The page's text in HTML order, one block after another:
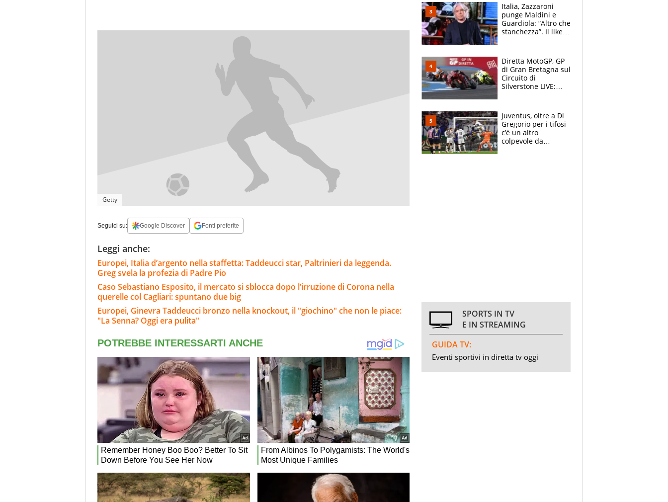
Getty
Seguici su: Google Discover Fonti preferite
Leggi anche:
Europei, Italia d’argento nella staffetta: Taddeucci star, Paltrinieri da leggenda.
Greg svela la profezia di Padre Pio
Caso Sebastiano Esposito, il mercato si sblocca dopo l’irruzione di Corona nella
querelle col Cagliari: spuntano due big
Europei, Ginevra Taddeucci bronzo nella knockout, il "giochino" che non le piace:
"La Senna? Oggi era pulita"
Italia, Zazzaroni
punge Maldini e
Guardiola: “Altro che
stanchezza”. Il like
Diretta MotoGP, GP
di Gran Bretagna sul
Circuito di
Silverstone LIVE:
un Bezzecchi
stremato
Juventus, oltre a Di
Gregorio per i tifosi
c’è un altro
colpevole da
SPORTS IN TV
E IN STREAMING
GUIDA TV:
Eventi sportivi in diretta tv oggi